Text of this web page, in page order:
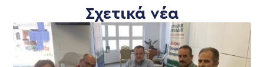
Σχετικά νέα